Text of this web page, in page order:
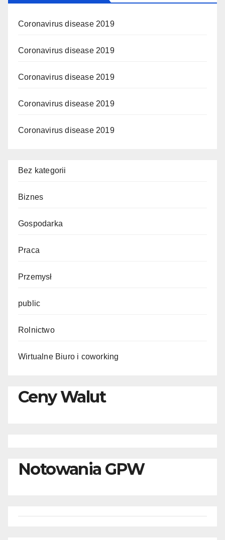
Coronavirus disease 2019
Coronavirus disease 2019
Coronavirus disease 2019
Coronavirus disease 2019
Coronavirus disease 2019
Bez kategorii
Biznes
Gospodarka
Praca
Przemysł
public
Rolnictwo
Wirtualne Biuro i coworking
Ceny Walut
Notowania GPW